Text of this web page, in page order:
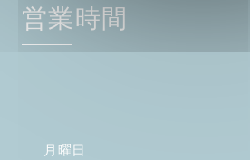
営業時間
月曜日